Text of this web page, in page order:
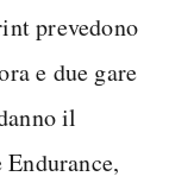
prevedono
e due gare
il